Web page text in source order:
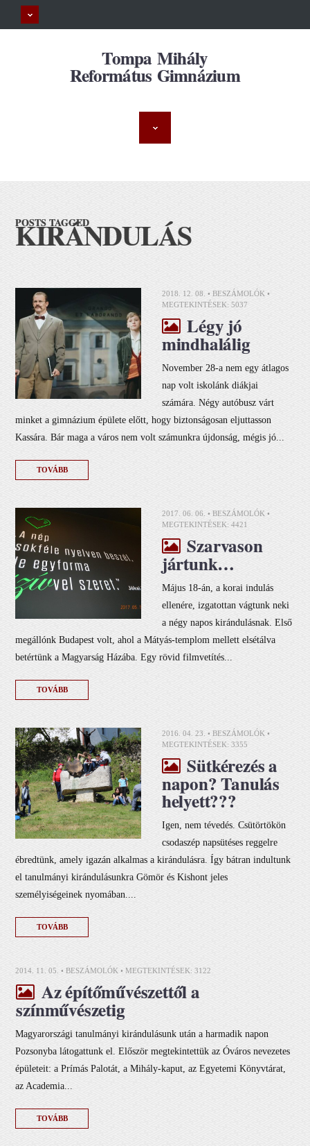
Tompa Mihály
Református Gimnázium
POSTS TAGGED
KIRÁNDULÁS
2018. 12. 08. • BESZÁMOLÓK •
MEGTEKINTÉSEK: 5037
Légy jó
mindhalálig
November 28-a nem egy átlagos
nap volt iskolánk diákjai
számára. Négy autóbusz várt
minket a gimnázium épülete előtt, hogy biztonságosan eljuttasson
Kassára. Bár maga a város nem volt számunkra újdonság, mégis jó...
TOVÁBB
2017. 06. 06. • BESZÁMOLÓK •
MEGTEKINTÉSEK: 4421
Szarvason
jártunk…
Május 18-án, a korai indulás
ellenére, izgatottan vágtunk neki
a négy napos kirándulásnak. Első
megállónk Budapest volt, ahol a Mátyás-templom mellett elsétálva
betértünk a Magyarság Házába. Egy rövid filmvetítés...
TOVÁBB
2016. 04. 23. • BESZÁMOLÓK •
MEGTEKINTÉSEK: 3355
Sütkérezés a
napon? Tanulás
helyett???
Igen, nem tévedés. Csütörtökön
csodaszép napsütéses reggelre
ébredtünk, amely igazán alkalmas a kirándulásra. Így bátran indultunk
el tanulmányi kirándulásunkra Gömör és Kishont jeles
személyiségeinek nyomában....
TOVÁBB
2014. 11. 05. •BESZÁMOLÓK • MEGTEKINTÉSEK: 3122
Az építőművészettől a
színművészetig
Magyarországi tanulmányi kirándulásunk után a harmadik napon
Pozsonyba látogattunk el. Először megtekintettük az Óváros nevezetes
épületeit: a Prímás Palotát, a Mihály-kaput, az Egyetemi Könyvtárat,
az Academia...
TOVÁBB